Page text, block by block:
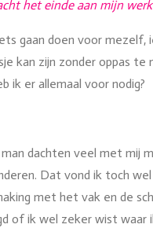
het einde aan mijn
gaan doen voor mezelf,
kan zijn zonder oppas
ik er allemaal voor nodig?
dachten veel met mij
Dat vond ik toch
met het vak en de
of ik wel zeker wist waar